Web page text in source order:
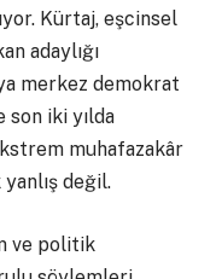
Kürtaj, eşcinsel
adaylığı
merkez demokrat
son iki yılda
muhafazakâr
değil.
ve politik